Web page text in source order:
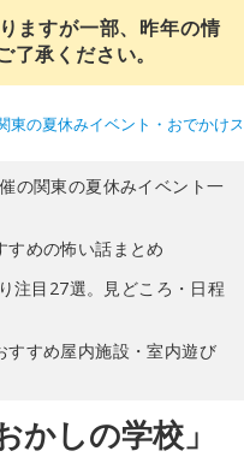
ますが一部、昨年の情
承ください。
東の夏休みイベント・おでかけ
の関東の夏休みイベント一
すめの怖い話まとめ
注目27選。見どころ・日程
すすめ屋内施設・室内遊び
かしの学校」